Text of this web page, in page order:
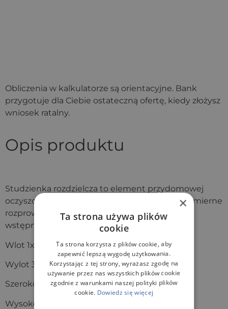
Obliczenia w kalkulatorze są orientacyjne. Bank
przygotuje dla Ciebie ostateczną ofertę, kiedy złożysz
wniosek ratalny.
Opis produktu
Studzienka rozdzielcza to element przydomowej
oczyszczalni drenażowej. Odpowiada za równomierne
rozprowadzenie do nitki drenażowej
wstępnie oczyszczonego ścieku.
Wlot 1x DN 110
Wylot 3x DN 110
Szerokość: 400mm
Wysokość: 0,5m
×
Ta strona używa plików
cookie
Ta strona korzysta z plików cookie, aby
zapewnić lepszą wygodę użytkowania.
Korzystając z tej strony, wyrażasz zgodę na
używanie przez nas wszystkich plików cookie
zgodnie z warunkami naszej polityki plików
cookie. Dowiedz się więcej